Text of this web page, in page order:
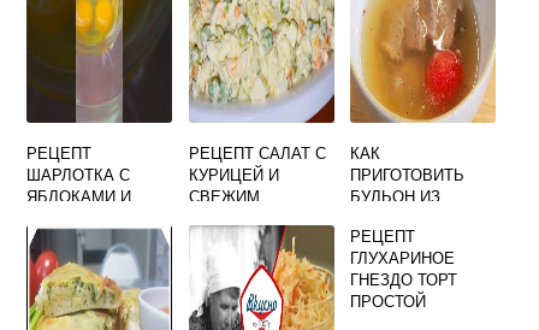
РЕЦЕПТ
ШАРЛОТКА С
ЯБЛОКАМИ И
РЕЦЕПТ САЛАТ С
КУРИЦЕЙ И
СВЕЖИМ
КАК
ПРИГОТОВИТЬ
БУЛЬОН ИЗ
РЕЦЕПТ
ГЛУХАРИНОЕ
ГНЕЗДО ТОРТ
ПРОСТОЙ